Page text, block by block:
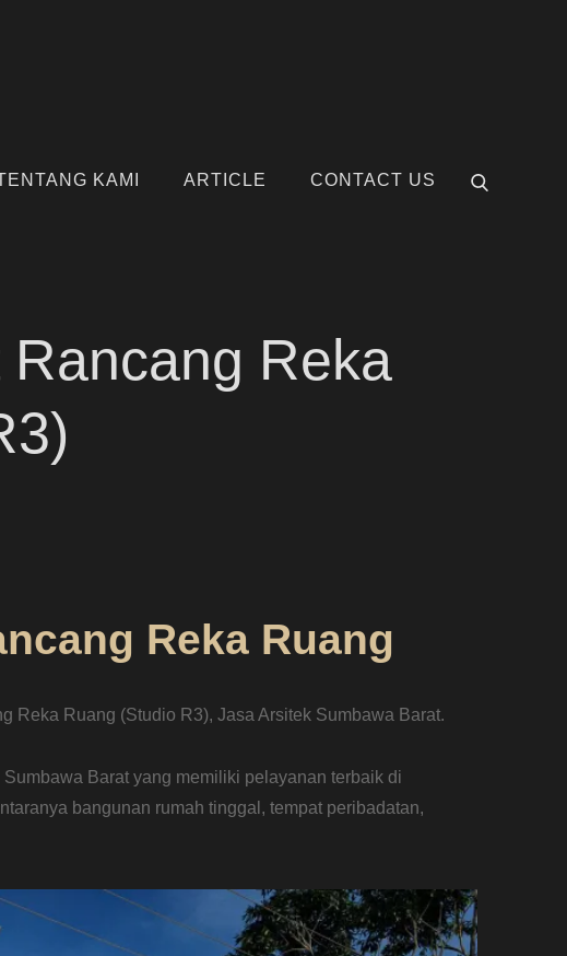
KAMI ARTICLE CONTACT US
Reka
Reka Ruang
Reka Ruang (Studio R3), Jasa Arsitek Sumbawa Barat.
Barat yang memiliki pelayanan terbaik di
bangunan rumah tinggal, tempat peribadatan,